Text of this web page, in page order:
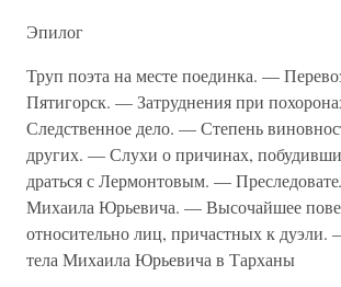
Эпилог
Труп поэта на месте поединка. —
Пятигорск. — Затруднения при
Следственное дело. — Степень
других. — Слухи о причинах,
драться с Лермонтовым. —
Михаила Юрьевича. — Высочайшее
относительно лиц, причастных к дуэли.
тела Михаила Юрьевича в Тарханы